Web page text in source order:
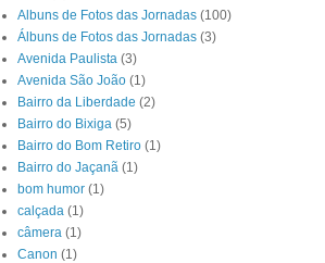
Albuns de Fotos das Jornadas (100)
Álbuns de Fotos das Jornadas (3)
Avenida Paulista (3)
Avenida São João (1)
Bairro da Liberdade (2)
Bairro do Bixiga (5)
Bairro do Bom Retiro (1)
Bairro do Jaçanã (1)
bom humor (1)
calçada (1)
câmera (1)
Canon (1)